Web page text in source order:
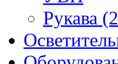
Рукава